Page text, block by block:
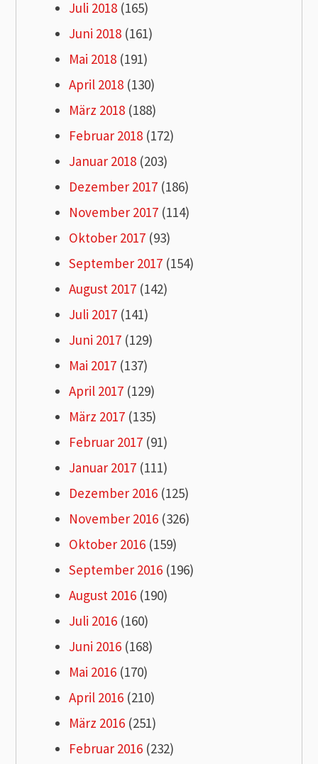
Juli 2018 (165)
Juni 2018 (161)
Mai 2018 (191)
April 2018 (130)
März 2018 (188)
Februar 2018 (172)
Januar 2018 (203)
Dezember 2017 (186)
November 2017 (114)
Oktober 2017 (93)
September 2017 (154)
August 2017 (142)
Juli 2017 (141)
Juni 2017 (129)
Mai 2017 (137)
April 2017 (129)
März 2017 (135)
Februar 2017 (91)
Januar 2017 (111)
Dezember 2016 (125)
November 2016 (326)
Oktober 2016 (159)
September 2016 (196)
August 2016 (190)
Juli 2016 (160)
Juni 2016 (168)
Mai 2016 (170)
April 2016 (210)
März 2016 (251)
Februar 2016 (232)